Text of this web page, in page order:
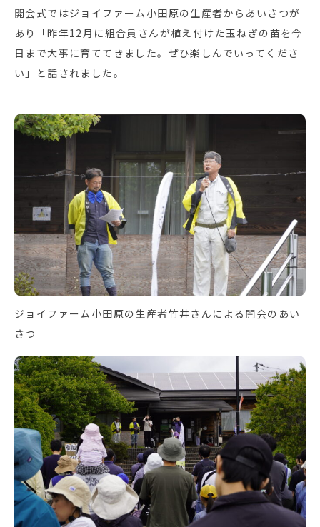
開会式ではジョイファーム小田原の生産者からあいさつが
あり「昨年12月に組合員さんが植え付けた玉ねぎの苗を今
日まで大事に育ててきました。ぜひ楽しんでいってくださ
い」と話されました。
ジョイファーム小田原の生産者竹井さんによる開会のあい
さつ